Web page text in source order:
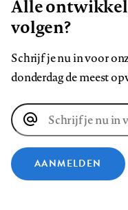
Alle
volgen?
Schrijf je nu in voor
donderdag de meest
E-
mailadres
AANMELDEN